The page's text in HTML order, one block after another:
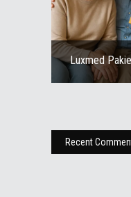
Luxmed
Recent